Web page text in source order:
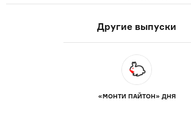
Другие выпуски
«МОНТИ ПАЙТОН» ДНЯ